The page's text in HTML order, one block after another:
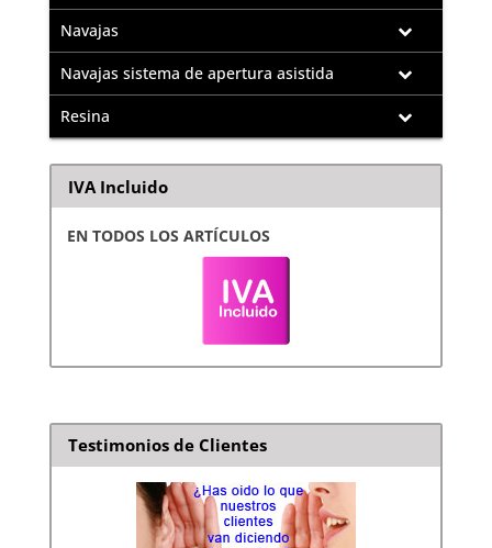
Navajas
Navajas sistema de apertura asistida
Resina
IVA Incluido
EN TODOS LOS ARTÍCULOS
Testimonios de Clientes